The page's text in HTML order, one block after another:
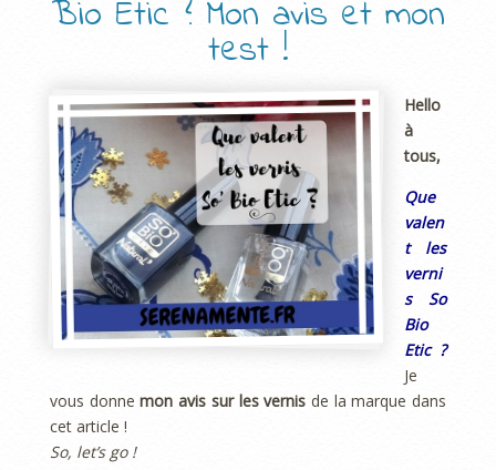
Bio Etic ? Mon avis et mon
test !
Hello
à
tous,
Que
valen
t les
verni
s So
Bio
Etic ?
Je
vous donnemon avis sur les vernis de la marque dans
cet article !
So, let’s go !